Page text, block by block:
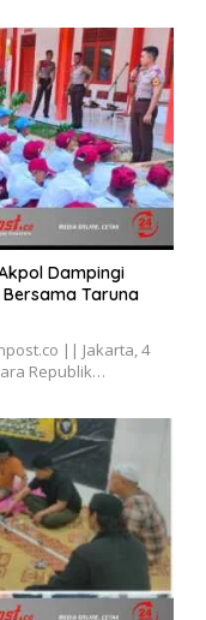
Dampingi
Taruna
|| Jakarta, 4
Republik…